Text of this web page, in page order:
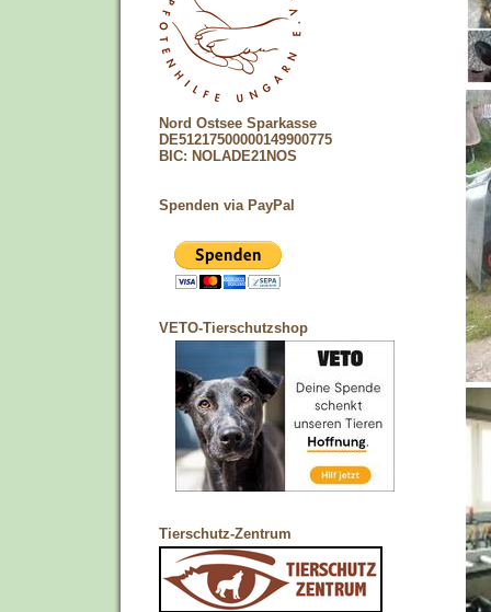
Nord Ostsee Sparkasse
DE51217500000149900775
BIC: NOLADE21NOS
Spenden via PayPal
VETO-Tierschutzshop
Tierschutz-Zentrum